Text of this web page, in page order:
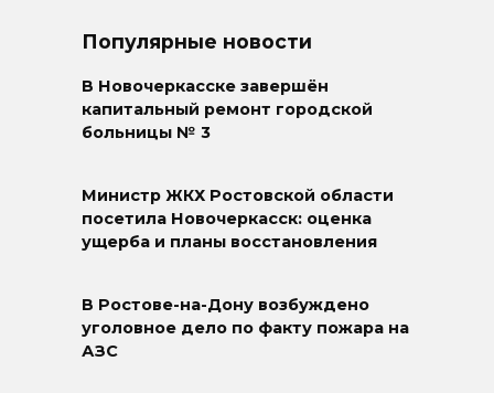
Популярные новости
В Новочеркасске завершён
капитальный ремонт городской
больницы № 3
Министр ЖКХ Ростовской области
посетила Новочеркасск: оценка
ущерба и планы восстановления
В Ростове-на-Дону возбуждено
уголовное дело по факту пожара на
АЗС